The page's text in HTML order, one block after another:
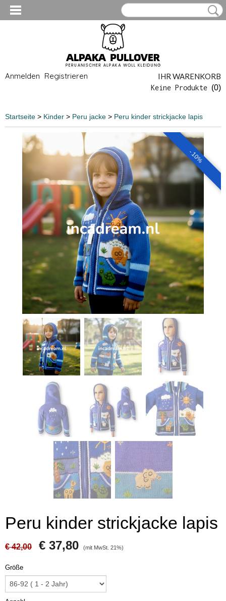
Anmelden Registrieren IHR WARENKORB
Keine Produkte (0)
Startseite > Kinder > Peru jacke > Peru kinder strickjacke lapis
- 10%
Peru kinder strickjacke lapis
€ 42,00 € 37,80 (mit MwSt. 21%)
Größe